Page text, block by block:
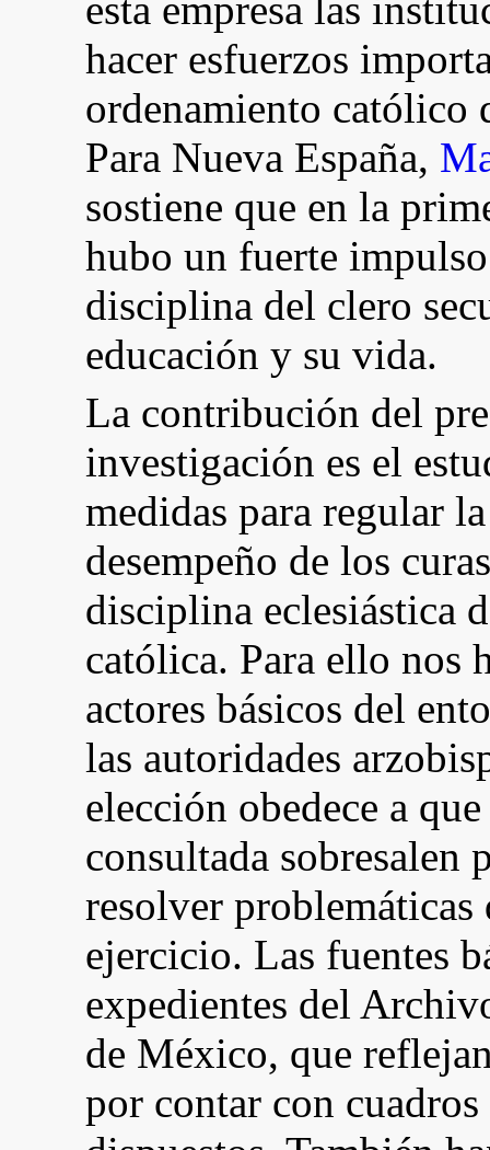
hacer esfuerzos
ordenamiento católico
Para Nueva España,
sostiene que en la
hubo un fuerte
disciplina del clero
educación y su vida.
La contribución del
investigación es el
medidas para regular
desempeño de los
disciplina eclesiástica
católica. Para ello nos
actores básicos del
las autoridades
elección obedece a
consultada sobresalen
resolver
ejercicio. Las fuentes
expedientes del
de México, que
por contar con